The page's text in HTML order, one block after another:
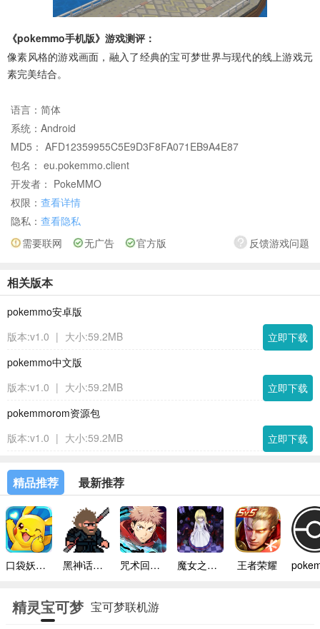
《pokemmo手机版》游戏测评：
像素风格的游戏画面，融入了经典的宝可梦世界与现代的线上游戏元
素完美结合。
语言： 简体
系统： Android
MD5： AFD12359955C5E9D3F8FA071EB9A4E87
包名： eu.pokemmo.client
开发者： PokeMMO
权限： 查看详情
隐私： 查看隐私
反馈游戏问题
需要联网 无广告 官方版
相关版本
pokemmo安卓版
版本:v1.0 | 大小:59.2MB
立即下载
pokemmo中文版
版本:v1.0 | 大小:59.2MB
立即下载
pokemmorom资源包
版本:v1.0 | 大小:59.2MB 立即下载
精品推荐 最新推荐
口袋妖怪模拟器手机版 黑神话悟空像素版内置菜单 咒术回战幻影巡游台服 魔女之家手机版 王者荣耀
精灵宝可梦 宝可梦联机游